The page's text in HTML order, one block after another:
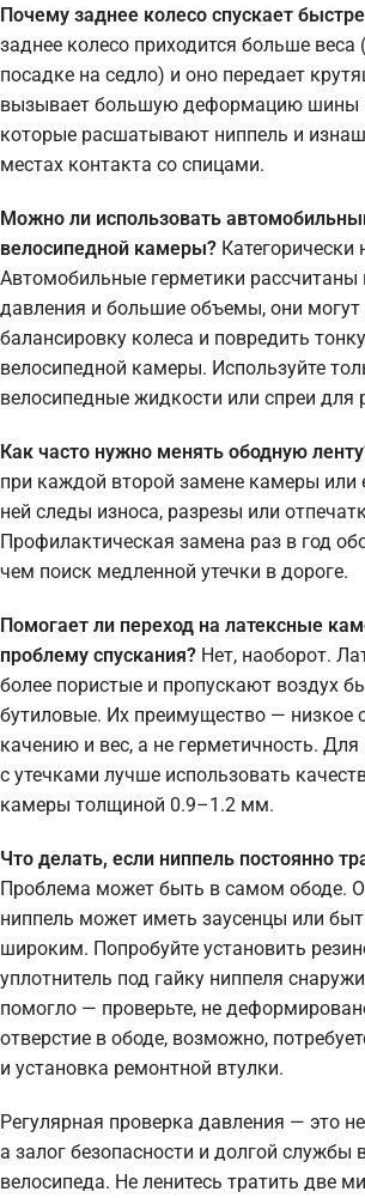
Почему заднее колесо спускает
заднее колесо приходится больше веса
посадке на седло) и оно передает
вызывает большую деформацию шины
которые расшатывают ниппель и
местах контакта со спицами.
Можно ли использовать
велосипедной камеры? Категорически
Автомобильные герметики рассчитаны
давления и большие объемы, они
балансировку колеса и повредить
велосипедной камеры. Используйте
велосипедные жидкости или спреи для
Как часто нужно менять ободную
при каждой второй замене камеры или
ней следы износа, разрезы или
Профилактическая замена раз в год
чем поиск медленной утечки в дороге.
Помогает ли переход на латексные
проблему спускания? Нет, наоборот.
более пористые и пропускают воздух
бутиловые. Их преимущество — низкое
качению и вес, а не герметичность.
с утечками лучше использовать
камеры толщиной 0.9–1.2 мм.
Что делать, если ниппель постоянно
Проблема может быть в самом ободе.
ниппель может иметь заусенцы или
широким. Попробуйте установить
уплотнитель под гайку ниппеля
помогло — проверьте, не
отверстие в ободе, возможно,
и установка ремонтной втулки.
Регулярная проверка давления — это
а залог безопасности и долгой службы
велосипеда. Не ленитесь тратить две